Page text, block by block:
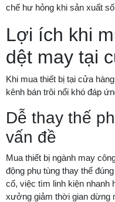
chế hư hỏng khi sản xuất
Lợi ích khi
dệt may tại
Khi mua thiết bị tại cửa
kênh bán trôi nổi khó đáp
Dễ thay thế
vấn đề
Mua thiết bị ngành may
động phụ tùng thay thế
cố, việc tìm linh kiện nhanh
xưởng giảm thời gian dừng